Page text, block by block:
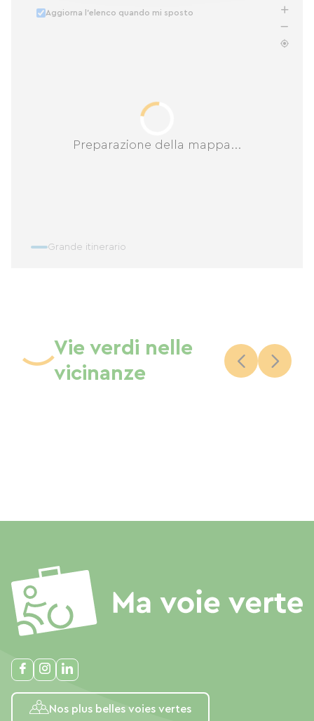
Preparazione della mappa...
Aggiorna l'elenco quando mi sposto
Grande itinerario
Vie verdi nelle
vicinanze
Nos plus belles voies vertes